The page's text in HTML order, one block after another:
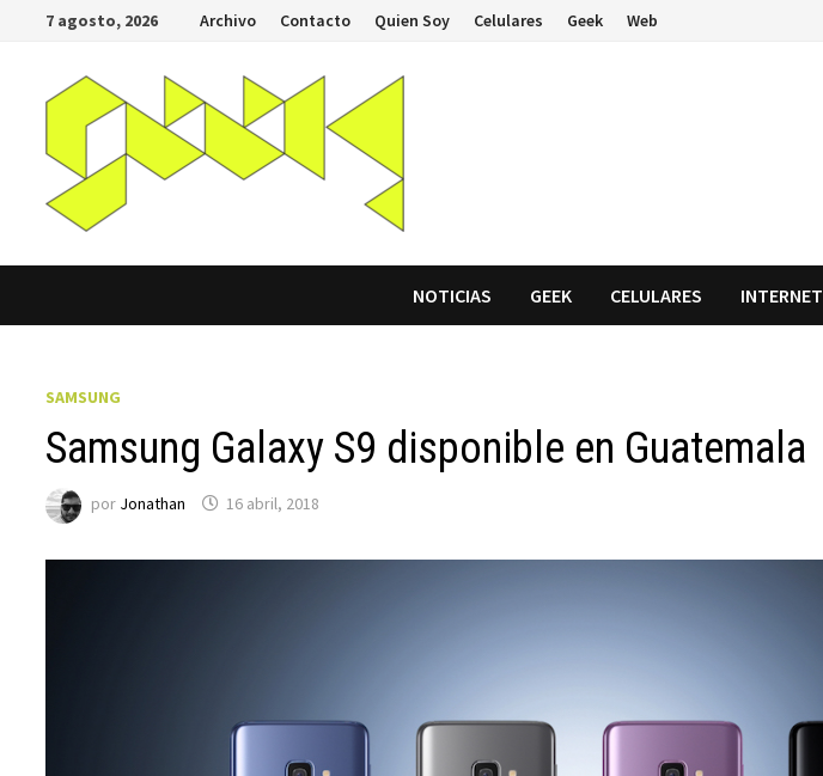
Saltar
contenido
7 agosto, 2026 Archivo Contacto Quien Soy Celulares Geek Web
NOTICIAS GEEK CELULARES INTERNET
SAMSUNG
Samsung Galaxy S9 disponible en Guatemala
por Jonathan 16 abril, 2018